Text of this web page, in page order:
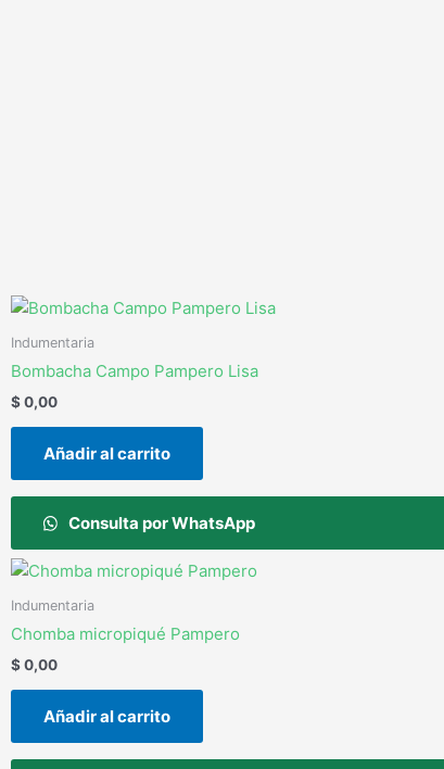
Indumentaria
Bombacha Campo Pampero Lisa
$0,00
Añadir al carrito
Consulta por WhatsApp
Indumentaria
Chomba micropiqué Pampero
$0,00
Añadir al carrito